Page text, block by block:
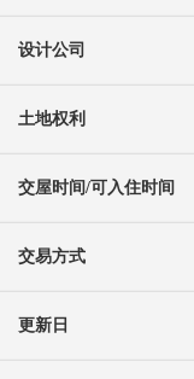
设计公司
土地权利
交屋时间/可入住时间
交易方式
更新日